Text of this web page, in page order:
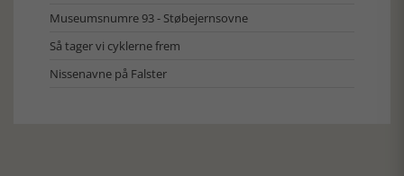
Museumsnumre 93 - Støbejernsovne
Så tager vi cyklerne frem
Nissenavne på Falster